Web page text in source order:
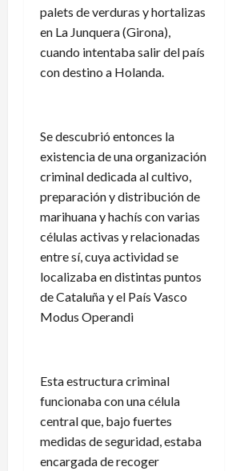
palets de verduras y hortalizas
en La Junquera (Girona),
cuando intentaba salir del país
con destino a Holanda.
Se descubrió entonces la
existencia de una organización
criminal dedicada al cultivo,
preparación y distribución de
marihuana y hachís con varias
células activas y relacionadas
entre sí, cuya actividad se
localizaba en distintas puntos
de Cataluña y el País Vasco
Modus Operandi
Esta estructura criminal
funcionaba con una célula
central que, bajo fuertes
medidas de seguridad, estaba
encargada de recoger